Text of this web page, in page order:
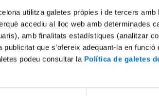
utilitza galetes pròpies i de tercers
accediu al lloc web amb determinades
amb finalitats estadístiques (analitzar
que s’ofereix adequant-la en
podeu consultar la Política de galetes